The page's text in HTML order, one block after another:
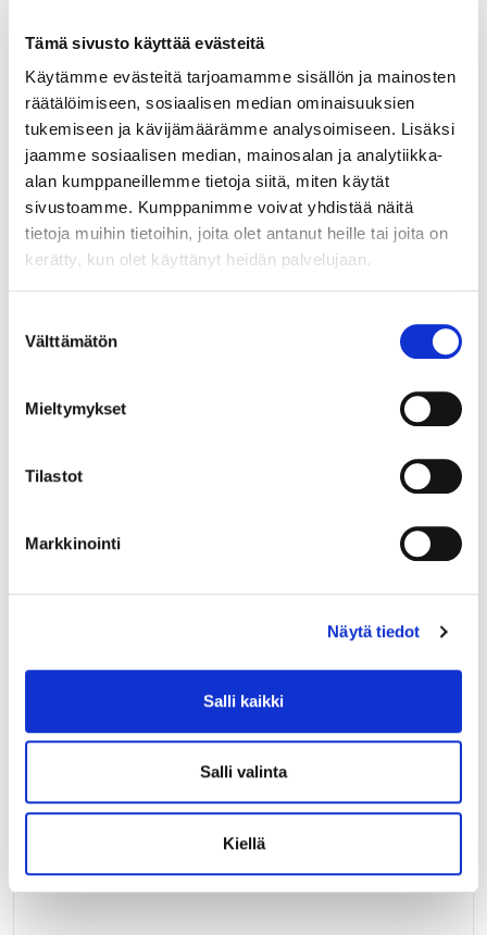
Tämä sivusto käyttää evästeitä
Käytämme evästeitä tarjoamamme sisällön ja mainosten
räätälöimiseen, sosiaalisen median ominaisuuksien
tukemiseen ja kävijämäärämme analysoimiseen. Lisäksi
jaamme sosiaalisen median, mainosalan ja analytiikka-
alan kumppaneillemme tietoja siitä, miten käytät
sivustoamme. Kumppanimme voivat yhdistää näitä
tietoja muihin tietoihin, joita olet antanut heille tai joita on
kerätty, kun olet käyttänyt heidän palvelujaan.
valinta
Välttämätön
Mieltymykset
Tilastot
Markkinointi
Näytä tiedot
Salli kaikki
Salli valinta
Kiellä
Uusi näyttävä, selkeälinjainen nuppi. Sävy muodikas
Colors -mallistoa.
LUE LISÄÄ »